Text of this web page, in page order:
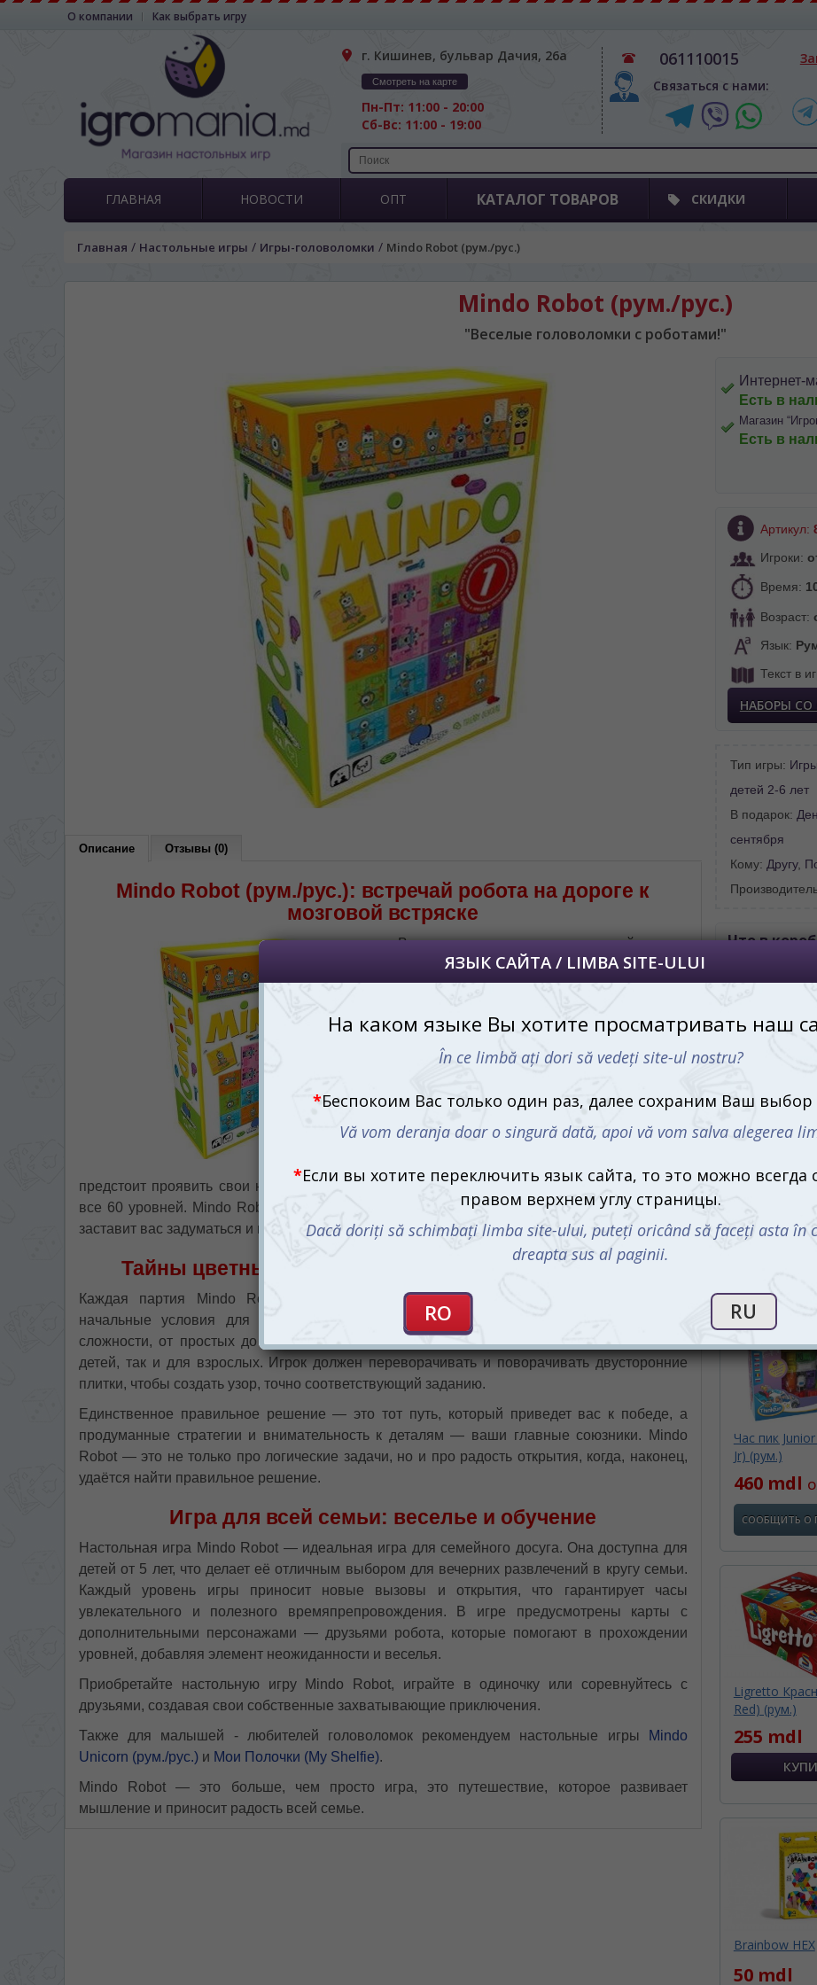
О компании Как выбрать игру
г. Кишинев, бульвар Дачия, 26а
Смотреть на карте
Пн-Пт: 11:00 - 20:00
Сб-Вс: 11:00 - 19:00
061110015
Связаться с нами:
ГЛАВНАЯ НОВОСТИ ОПТ КАТАЛОГ ТОВАРОВ СКИДКИ
Главная / Настольные игры / Игры-головоломки / Mindo Robot (рум./рус.)
Mindo Robot (рум./рус.)
"Веселые головоломки с роботами!"
Описание Отзывы (0)
Mindo Robot (рум./рус.): встречай робота на дороге к
мозговой встряске
В мире настольных игр каждый ход и
каждый шаг имеют значение. Настольная
игра Mindo Robot (рум./рус.) от компании
увлекательное путешествие, где маленький
робот ищет своих друзей по пути домой.
Задача игрока – помочь ему, правильно
располагая разноцветные плитки, чтобы
соответствовать рисункам на картах с
заданиями.
предстоит проявить свои навыки логики и стратегического мышления, чтобы преодолеть
все 60 уровней. Mindo Robot — это не просто игра, это настоящая головоломка, которая
заставит вас задуматься и погрузиться в атмосферу невероятных приключений.
Тайны цветных плиток: сложность и удовольствие
Каждая партия Mindo Robot начинается с выбора карты задания, которая задаёт
начальные условия для размещения плиток. Эти карты делятся на четыре уровня
сложности, от простых до очень сложных, что позволяет игре быть интересной как для
детей, так и для взрослых. Игрок должен переворачивать и поворачивать двусторонние
плитки, чтобы создать узор, точно соответствующий заданию.
Единственное правильное решение — это тот путь, который приведет вас к победе, а
продуманные стратегии и внимательность к деталям — ваши главные союзники. Mindo
Robot — это не только про логические задачи, но и про радость открытия, когда, наконец,
удаётся найти правильное решение.
Игра для всей семьи: веселье и обучение
Настольная игра Mindo Robot — идеальная игра для семейного досуга. Она доступна для
детей от 5 лет, что делает её отличным выбором для вечерних развлечений в кругу семьи.
Каждый уровень игры приносит новые вызовы и открытия, что гарантирует часы
увлекательного и полезного времяпрепровождения. В игре предусмотрены карты с
дополнительными персонажами — друзьями робота, которые помогают в прохождении
уровней, добавляя элемент неожиданности и веселья.
Приобретайте настольную игру Mindo Robot, играйте в одиночку или соревнуйтесь с
друзьями, создавая свои собственные захватывающие приключения.
Также для малышей - любителей головоломок рекомендуем настольные игры
Mindo
Unicorn (рум./рус.) и Мои Полочки (My Shelfie).
Mindo Robot — это больше, чем просто игра, это путешествие, которое развивает
мышление и приносит радость всей семье.
Интернет-
Есть в
Магазин
Есть в
Артикул:
Игроки:
Время:
Возраст:
Язык:
Текст в
НАБОРЫ
Тип игры:
детей 2-6 лет
В подарок:
сентября
Кому: Другу,
Что в
60
9 плиток
Купить
С этим
Час пик
Jr) (рум.)
460 mdl
СООБЩИТЬ О
Ligretto
Red) (рум.)
255 mdl
Brainbow HEX
50 mdl
ЯЗЫК САЙТА / LIMBA SITE-ULUI
На каком языке Вы хотите просматривать наш сайт?
În ce limbă ați dori să vedeți site-ul nostru?
Беспокоим Вас только один раз, далее сохраним Ваш выбор языка.
Vă vom deranja doar o singură dată, apoi vă vom salva alegerea limbii.
Если вы хотите переключить язык сайта, то это можно всегда сделать в
правом верхнем углу страницы.